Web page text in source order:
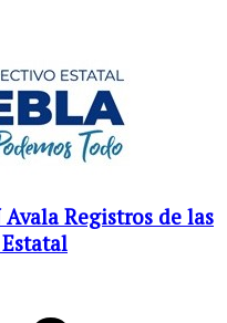
Registros de las